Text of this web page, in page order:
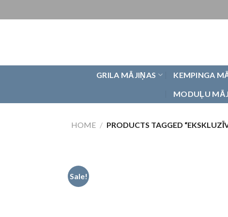
to
GRILA MĀJIŅAS KEMPINGA
MODUĻU
HOME / PRODUCTS TAGGED
Sale!